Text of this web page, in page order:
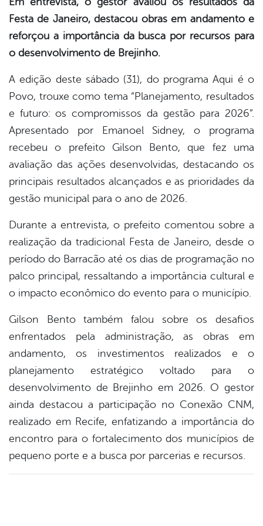
Festa de Janeiro, destacou obras em andamento e
reforçou a importância da busca por recursos para
o desenvolvimento de Brejinho.
A edição deste sábado (31), do programa Aqui é o
Povo, trouxe como tema “Planejamento, resultados
e futuro: os compromissos da gestão para 2026”.
Apresentado por Emanoel Sidney, o programa
recebeu o prefeito Gilson Bento, que fez uma
avaliação das ações desenvolvidas, destacando os
principais resultados alcançados e as prioridades da
gestão municipal para o ano de 2026.
Durante a entrevista, o prefeito comentou sobre a
realização da tradicional Festa de Janeiro, desde o
período do Barracão até os dias de programação no
palco principal, ressaltando a importância cultural e
o impacto econômico do evento para o município.
Gilson Bento também falou sobre os desafios
enfrentados pela administração, as obras em
andamento, os investimentos realizados e o
planejamento estratégico voltado para o
desenvolvimento de Brejinho em 2026. O gestor
ainda destacou a participação no Conexão CNM,
realizado em Recife, enfatizando a importância do
encontro para o fortalecimento dos municípios de
pequeno porte e a busca por parcerias e recursos.